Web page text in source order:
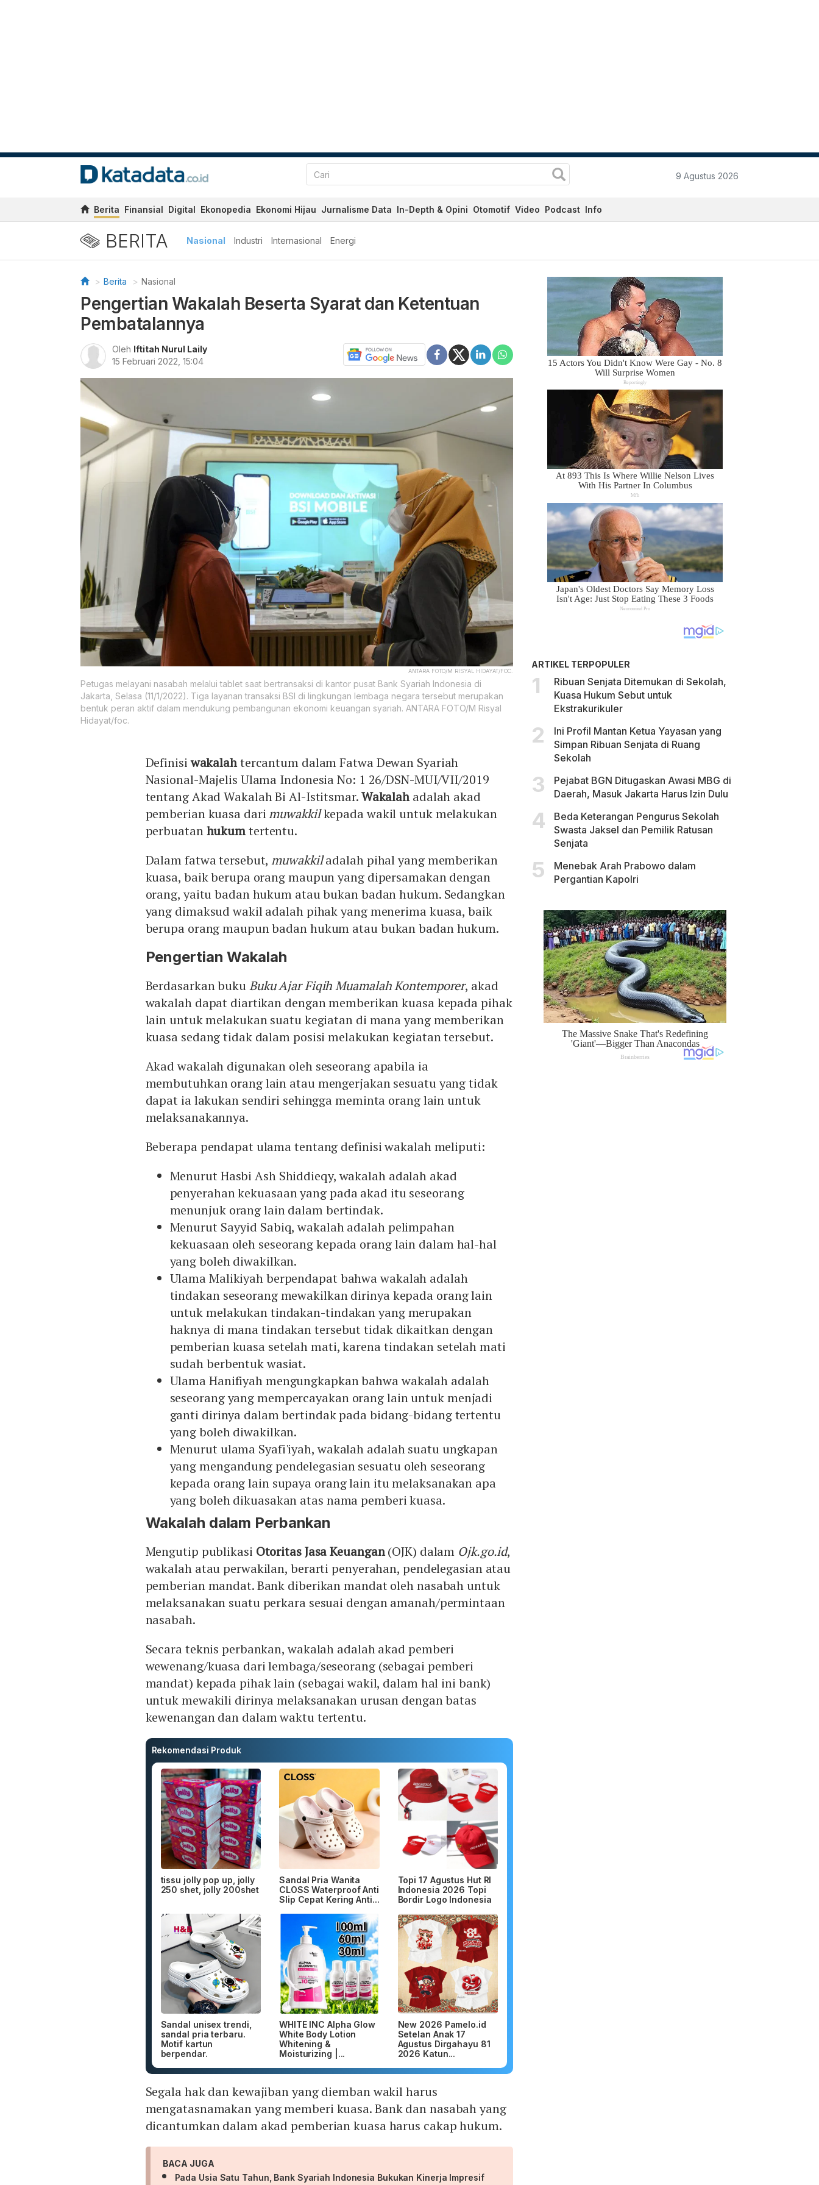
9 Agustus 2026
Berita Finansial Digital Ekonopedia Ekonomi Hijau Jurnalisme Data In-Depth & Opini Otomotif Video Podcast Info
BERITA Nasional Industri Internasional Energi
Berita Nasional
Pengertian Wakalah Beserta Syarat dan Ketentuan
Pembatalannya
Oleh Iftitah Nurul Laily
15 Februari 2022, 15:04
ANTARA FOTO/M RISYAL HIDAYAT/FOC.
Petugas melayani nasabah melalui tablet saat bertransaksi di kantor pusat Bank Syariah Indonesia di
Jakarta, Selasa (11/1/2022). Tiga layanan transaksi BSI di lingkungan lembaga negara tersebut merupakan
bentuk peran aktif dalam mendukung pembangunan ekonomi keuangan syariah. ANTARA FOTO/M Risyal
Hidayat/foc.
Definisiwakalahtercantum dalam Fatwa Dewan Syariah
Nasional-Majelis Ulama Indonesia No: 1 26/DSN-MUI/VII/2019
tentang Akad Wakalah Bi Al-Istitsmar.Wakalahadalah akad
pemberian kuasa darimuwakkilkepada wakil untuk melakukan
perbuatanhukumtertentu.
Dalam fatwa tersebut,muwakkiladalah pihal yang memberikan
kuasa, baik berupa orang maupun yang dipersamakan dengan
orang, yaitu badan hukum atau bukan badan hukum. Sedangkan
yang dimaksud wakil adalah pihak yang menerima kuasa, baik
berupa orang maupun badan hukum atau bukan badan hukum.
Pengertian Wakalah
Berdasarkan bukuBuku Ajar Fiqih Muamalah Kontemporer, akad
wakalah dapat diartikan dengan memberikan kuasa kepada pihak
lain untuk melakukan suatu kegiatan di mana yang memberikan
kuasa sedang tidak dalam posisi melakukan kegiatan tersebut.
Akad wakalah digunakan oleh seseorang apabila ia
membutuhkan orang lain atau mengerjakan sesuatu yang tidak
dapat ia lakukan sendiri sehingga meminta orang lain untuk
melaksanakannya.
Beberapa pendapat ulama tentang definisi wakalah meliputi:
Menurut Hasbi Ash Shiddieqy, wakalah adalah akad
penyerahan kekuasaan yang pada akad itu seseorang
menunjuk orang lain dalam bertindak.
Menurut Sayyid Sabiq, wakalah adalah pelimpahan
kekuasaan oleh seseorang kepada orang lain dalam hal-hal
yang boleh diwakilkan.
Ulama Malikiyah berpendapat bahwa wakalah adalah
tindakan seseorang mewakilkan dirinya kepada orang lain
untuk melakukan tindakan-tindakan yang merupakan
haknya di mana tindakan tersebut tidak dikaitkan dengan
pemberian kuasa setelah mati, karena tindakan setelah mati
sudah berbentuk wasiat.
Ulama Hanifiyah mengungkapkan bahwa wakalah adalah
seseorang yang mempercayakan orang lain untuk menjadi
ganti dirinya dalam bertindak pada bidang-bidang tertentu
yang boleh diwakilkan.
Menurut ulama Syafi'iyah, wakalah adalah suatu ungkapan
yang mengandung pendelegasian sesuatu oleh seseorang
kepada orang lain supaya orang lain itu melaksanakan apa
yang boleh dikuasakan atas nama pemberi kuasa.
Wakalah dalam Perbankan
Mengutip publikasi Otoritas Jasa Keuangan(OJK) dalam Ojk.go.id,
wakalah atau perwakilan, berarti penyerahan, pendelegasian atau
pemberian mandat. Bank diberikan mandat oleh nasabah untuk
melaksanakan suatu perkara sesuai dengan amanah/permintaan
nasabah.
Secara teknis perbankan, wakalah adalah akad pemberi
wewenang/kuasa dari lembaga/seseorang (sebagai pemberi
mandat) kepada pihak lain (sebagai wakil, dalam hal ini bank)
untuk mewakili dirinya melaksanakan urusan dengan batas
kewenangan dan dalam waktu tertentu.
Rekomendasi Produk
tissu jolly pop up, jolly
250 shet, jolly 200shet
Sandal Pria Wanita
CLOSS Waterproof Anti
Slip Cepat Kering Anti...
Topi 17 Agustus Hut RI
Indonesia 2026 Topi
Bordir Logo Indonesia
Sandal unisex trendi,
sandal pria terbaru.
Motif kartun
berpendar.
WHITE INC Alpha Glow
White Body Lotion
Whitening &
Moisturizing |...
New 2026 Pamelo.id
Setelan Anak 17
Agustus Dirgahayu 81
2026 Katun...
Segala hak dan kewajiban yang diemban wakil harus
mengatasnamakan yang memberi kuasa. Bank dan nasabah yang
dicantumkan dalam akad pemberian kuasa harus cakap hukum.
BACA JUGA
Pada Usia Satu Tahun, Bank Syariah Indonesia Bukukan Kinerja Impresif
ARTIKEL TERPOPULER
Ribuan Senjata Ditemukan di Sekolah,
Kuasa Hukum Sebut untuk
Ekstrakurikuler
Ini Profil Mantan Ketua Yayasan yang
Simpan Ribuan Senjata di Ruang
Sekolah
Pejabat BGN Ditugaskan Awasi MBG di
Daerah, Masuk Jakarta Harus Izin Dulu
Beda Keterangan Pengurus Sekolah
Swasta Jaksel dan Pemilik Ratusan
Senjata
Menebak Arah Prabowo dalam
Pergantian Kapolri